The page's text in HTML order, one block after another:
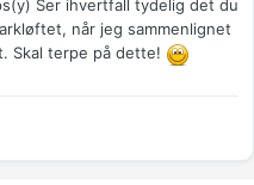
Ser ihvertfall tydelig det du
når jeg sammenlignet
Skal terpe på dette!